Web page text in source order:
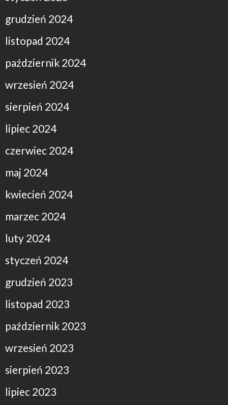
grudzień 2024
listopad 2024
październik 2024
wrzesień 2024
sierpień 2024
lipiec 2024
czerwiec 2024
maj 2024
kwiecień 2024
marzec 2024
luty 2024
styczeń 2024
grudzień 2023
listopad 2023
październik 2023
wrzesień 2023
sierpień 2023
lipiec 2023